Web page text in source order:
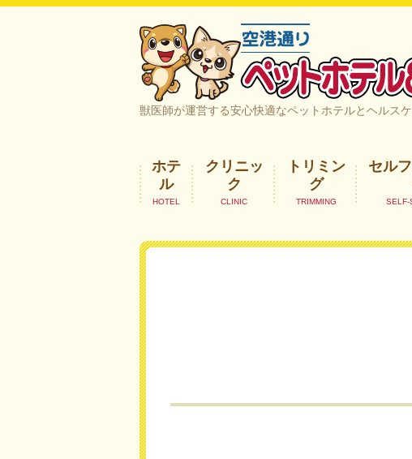
空港通りペットホテル＆ヘルスケア｜山口県
獣医師が運営する安心快適なペットホテルとヘルス
ホテ
ル
クリニッ
ク
トリミン
グ
セル